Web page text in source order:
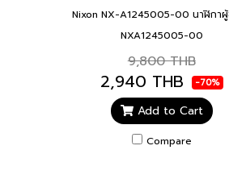
NXA1245005-00
9,800 THB
2,940 THB -70%
Add to Cart
Compare